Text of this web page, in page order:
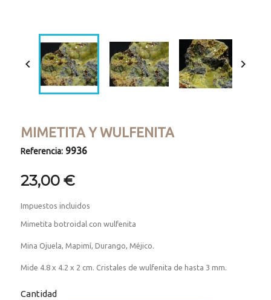
 
MIMETITA Y WULFENITA
Referencia: 9936
23,00 €
Impuestos incluidos
Mimetita botroidal con wulfenita
Mina Ojuela, Mapimí, Durango, Méjico.
Mide 4.8 x 4.2 x 2 cm. Cristales de wulfenita de hasta 3 mm.
Cantidad